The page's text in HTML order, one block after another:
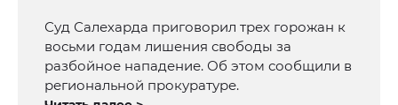
Суд Салехарда приговорил трех горожан к
восьми годам лишения свободы за
разбойное нападение. Об этом сообщили в
региональной прокуратуре.